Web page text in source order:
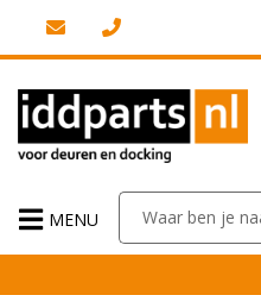
MENU